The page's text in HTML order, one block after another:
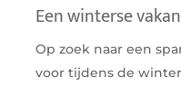
Een winterse
Op zoek naar een
voor tijdens de